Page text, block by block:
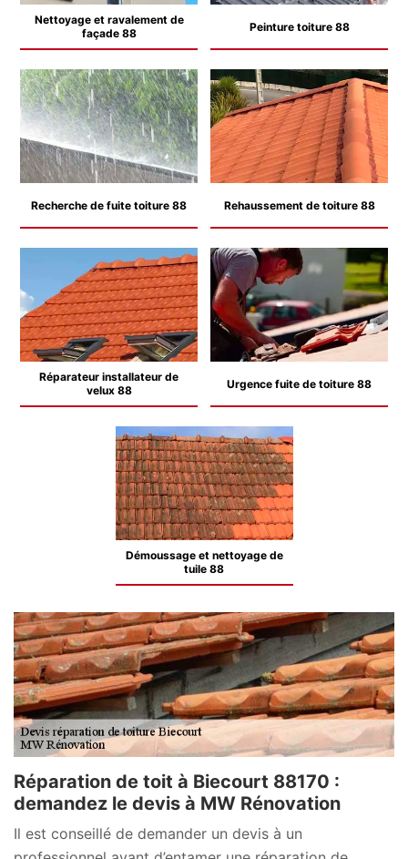
Nettoyage et ravalement de
façade 88
Peinture toiture 88
Recherche de fuite toiture 88 Rehaussement de toiture 88
Réparateur installateur de
velux 88
Urgence fuite de toiture 88
Démoussage et nettoyage de
tuile 88
Réparation de toit à Biecourt 88170 :
demandez le devis à MW Rénovation
Il est conseillé de demander un devis à un